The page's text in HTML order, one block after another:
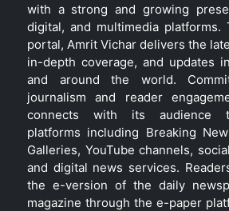
with a strong and growing
digital, and multimedia platforms.
portal, Amrit Vichar delivers the
in-depth coverage, and updates
and around the world.
journalism and reader
connects with its audience
platforms including Breaking
Galleries, YouTube channels,
and digital news services.
the e-version of the daily
magazine through the e-paper